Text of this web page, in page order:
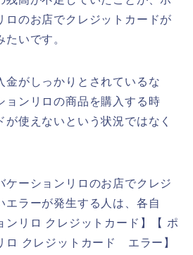
ロのお店でクレジットカードが
いです。
金がしっかりとされているな
ョンリロの商品を購入する時
が使えないという状況ではなく
ケーションリロのお店でクレジ
エラーが発生する人は、各自
ンリロ クレジットカード】【 ポ
ロ クレジットカード エラー】